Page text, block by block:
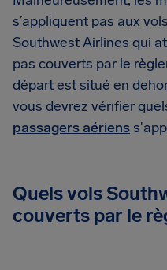
s’appliquent pas aux
Southwest Airlines qui
pas couverts par le
départ est situé en
vous devrez vérifier
passagers aériens
Quels vols
couverts par le